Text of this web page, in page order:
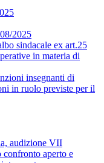
2025
sindacale ex art.25
in materia di
insegnanti di
in ruolo previste per il
audizione VII
aperto e